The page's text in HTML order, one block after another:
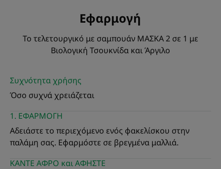
Οφέλη της υφής
Καινοτόμος υφή πούδρας που μετατρέπεται σε κρεμώδη
Άρωμα της σύνθεσης
Ανάλαφρο, δροσερό άρωμα
*Βιομετρολογική δοκιμή : η αξιολόγηση του ποσοστού σμήγματος
**Σύμφωνα με το πρότυπο 301B του OECD.
***Αξιολόγηση του κύκλου ζωής που πραγματοποιήθηκε το 2020 από
την ανεξάρτητη εταιρεία DURACONSULT.
Εφαρμογή
Το τελετουργικό με σαμπουάν ΜΑΣΚΑ 2 σε 1 με
Βιολογική Τσουκνίδα και Άργιλο
Συχνότητα χρήσης
Όσο συχνά χρειάζεται
1. ΕΦΑΡΜΟΓΗ
Αδειάστε το περιεχόμενο ενός φακελίσκου στην
παλάμη σας. Εφαρμόστε σε βρεγμένα μαλλιά.
ΚΑΝΤΕ ΑΦΡΟ και ΑΦΗΣΤΕ